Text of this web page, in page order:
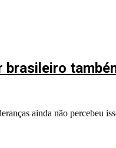
brasileiro
ainda não percebeu